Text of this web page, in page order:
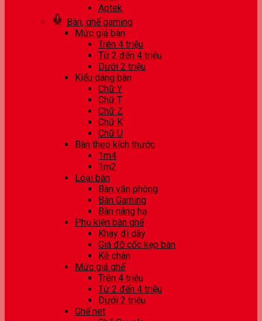
Aptek
Bàn, ghế gaming
Mức giá bàn
Trên 4 triệu
Từ 2 đến 4 triệu
Dưới 2 triệu
Kiểu dáng bàn
Chữ Y
Chữ T
Chữ Z
Chữ K
Chữ U
Bàn theo kích thước
1m4
1m2
Loại bàn
Bàn văn phòng
Bàn Gaming
Bàn nâng hạ
Phụ kiện bàn ghế
Khay đi dây
Giá đỡ cốc kẹp bàn
Kê chân
Mức giá ghế
Trên 4 triệu
Từ 2 đến 4 triệu
Dưới 2 triệu
Ghế net